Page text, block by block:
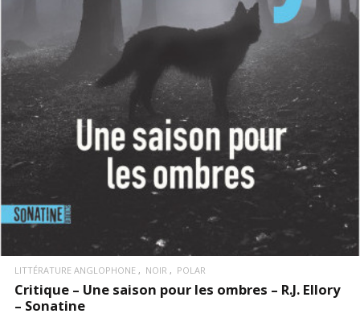
LIRE LA SUITE
LITTÉRATURE ANGLOPHONE NOIR POLAR
Critique – Une saison pour les ombres – R.J. Ellory
– Sonatine